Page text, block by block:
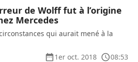
de Wolff fut à l’origine
Mercedes
qui aurait mené à la
1er oct. 2018
08:53